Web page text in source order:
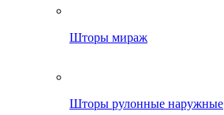
Шторы мираж
Шторы рулонные наружные